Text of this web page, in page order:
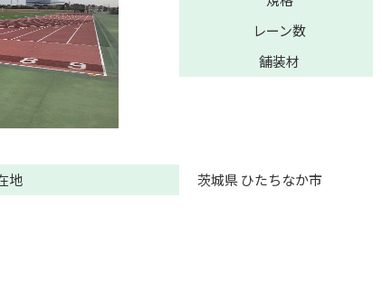
レーン数
舗装材
地 茨城県 ひたちなか市